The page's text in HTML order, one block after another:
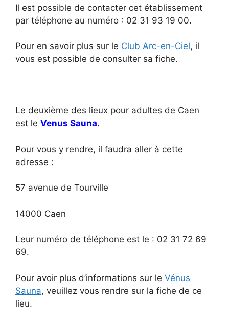
Il est possible de contacter cet établissement
par téléphone au numéro : 02 31 93 19 00.
Pour en savoir plus sur le Club Arc-en-Ciel, il
vous est possible de consulter sa fiche.
Le deuxième des lieux pour adultes de Caen
est le Venus Sauna.
Pour vous y rendre, il faudra aller à cette
adresse :
57 avenue de Tourville
14000 Caen
Leur numéro de téléphone est le : 02 31 72 69
69.
Pour avoir plus d’informations sur le Vénus
Sauna, veuillez vous rendre sur la fiche de ce
lieu.